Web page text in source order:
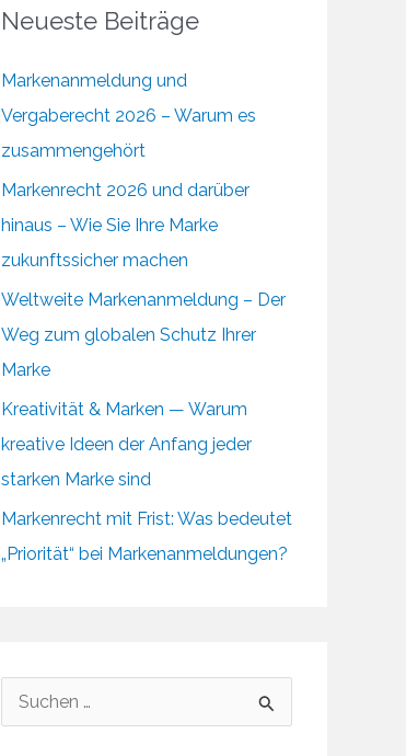
Neueste Beiträge
Markenanmeldung und
Vergaberecht 2026 – Warum es
zusammengehört
Markenrecht 2026 und darüber
hinaus – Wie Sie Ihre Marke
zukunftssicher machen
Weltweite Markenanmeldung – Der
Weg zum globalen Schutz Ihrer
Marke
Kreativität & Marken — Warum
kreative Ideen der Anfang jeder
starken Marke sind
Markenrecht mit Frist: Was bedeutet
„Priorität“ bei Markenanmeldungen?
u